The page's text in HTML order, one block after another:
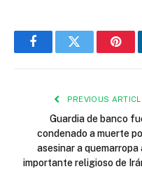
FacebookTwitter
PREVIOUS
Guardia de banco
condenado a muerte
asesinar a quemarropa
importante religioso de